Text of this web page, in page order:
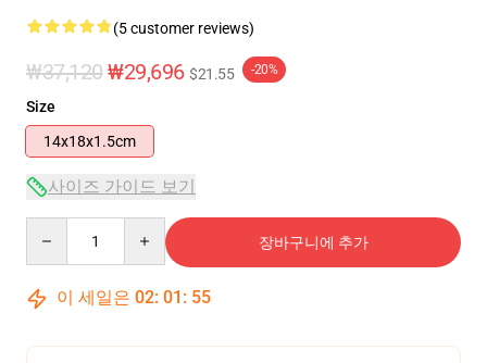
(5 customer reviews)
₩37,120₩29,696 $21.55 -20%
Size
14x18x1.5cm
사이즈 가이드 보기
장바구니에 추가
이 세일은 02: 01 : 54